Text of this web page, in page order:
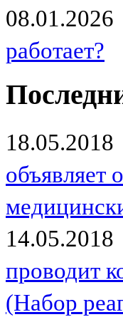
08.01.2026
работает?
18.05.2018
объявляет
14.05.2018
проводит
(Набор